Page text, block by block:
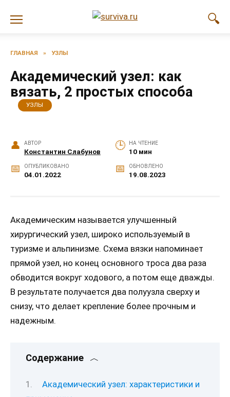
ГЛАВНАЯ » УЗЛЫ
Академический узел: как
вязать, 2 простых способа
УЗЛЫ
АВТОР
Константин Слабунов
НА ЧТЕНИЕ
10 мин
ОПУБЛИКОВАНО
04.01.2022
ОБНОВЛЕНО
19.08.2023
Академическим называется улучшенный
хирургический узел, широко используемый в
туризме и альпинизме. Схема вязки напоминает
прямой узел, но конец основного троса два раза
обводится вокруг ходового, а потом еще дважды.
В результате получается два полуузла сверху и
снизу, что делает крепление более прочным и
надежным.
Содержание
Академический узел: характеристики и